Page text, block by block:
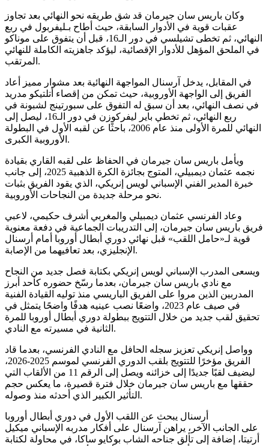
وكان باريس سان جيرمان قد شق طريقه نحو النهائي بعد تجاوز
عقبات قوية في الأدوار السابقة، حيث أطاح بـليفربول في ربع
النهائي، ثم تخطى تشيلسي في دور الـ16، قبل أن يتفوق على موناكو
في الملحق المؤهل للأدوار الإقصائية، ليؤكد جاهزيته الكاملة للنهائي
المرتقب.
في المقابل، يدخل آرسنال المواجهة النهائية بعد مشوار مميز أعاد
الفريق إلى الواجهة الأوروبية، حيث تمكن من إقصاء أتلتيكو مدريد
في نصف النهائي، بعد أن سبق له التفوق على سبورتينج لشبونة في
ربع النهائي، ثم تخطي باير ليفركوزن في دور الـ16، ليصل إلى
النهائي للمرة الأولى منذ عام 2006، باحثًا عن لقبه الأول في البطولة
الأوروبية الكبرى.
ويأمل باريس سان جيرمان في الحفاظ على لقبه القاري بقيادة
نجمه عثمان ديمبيلي، المتوج بجائزة الكرة الذهبية 2025، إلى جانب
خبرة المدير الفني الإسباني لويس إنريكي، الذي يقود الفريق بثبات
نحو مرحلة جديدة من النجاحات الأوروبية.
وعاد الفرنسي عثمان ديمبيلي والمغربي أشرف حكيمي، لاعبي
فريق باريس سان جيرمان، إلى التدريبات الجماعية في دفعة معنوية
قوية لـ«حامل اللقب» قبل نهائي دوري أبطال أوروبا أمام أرسنال
الإنجليزي، بعد تعافيهما من الإصابة.
ويسعى المدرب الإسباني لويس إنريكي بكتابة فصل جديد من النجاح
مع نادي باريس سان جيرمان، بعدما رسّخ حضوره كأحد أبرز
المدربين الذين مروا على الفريق الباريسي منذ توليه القيادة الفنية
في صيف عام 2023، واضعًا نصب عينيه هدفًا واضحًا يتمثل في
تحقيق لقب جديد من خلال التتويج ببطولة دوري أبطال أوروبا للمرة
الثانية في مسيرته مع النادي.
وواصل إنريكي تعزيز سجله الحافل مع النادي الفرنسي، بعدما قاد
الفريق مؤخرًا للتتويج بلقب الدوري الفرنسي لموسم 2025-2026،
ليضيف لقبًا جديدًا إلى خزائنه ويصل إلى الرقم 11 من الألقاب التي
حققها مع باريس سان جيرمان خلال فترة قصيرة، ما يعكس حجم
التأثير الكبير الذي أحدثه منذ وصوله.
أرسنال يبحث عن اللقب الأول في دوري أبطال أوروبا
على الجانب الآخر، يراهن آرسنال على أفكار مدربه الإسباني ميكيل
أرتيتا، إضافة إلى تألق جناحه الشاب بوكايو ساكا، في محاولة لكتابة